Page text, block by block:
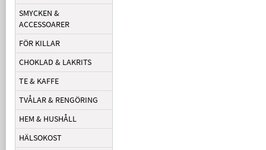
SMYCKEN &
ACCESSOARER
FÖR KILLAR
CHOKLAD & LAKRITS
TE & KAFFE
TVÅLAR & RENGÖRING
HEM & HUSHÅLL
HÄLSOKOST